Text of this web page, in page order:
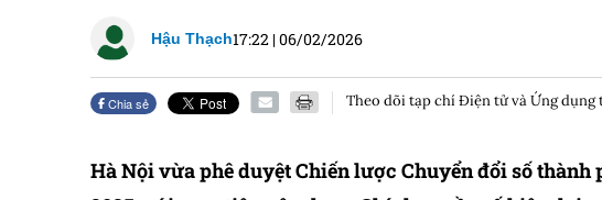
Hậu Thạch17:22 |06/02/2026
Chia sẻ Theo dõi tạp chí Điện tử và Ứng dụng
Hà Nội vừa phê duyệt Chiến lược Chuyển đổi số